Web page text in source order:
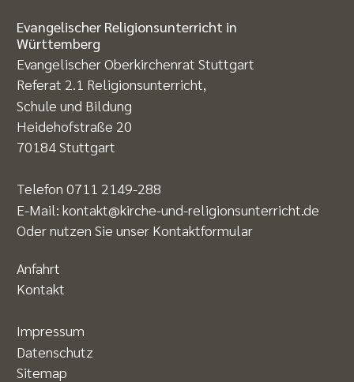
Evangelischer Religionsunterricht in
Württemberg
Evangelischer Oberkirchenrat Stuttgart
Referat 2.1 Religionsunterricht,
Schule und Bildung
Heidehofstraße 20
70184 Stuttgart
Telefon 0711 2149-288
E-Mail: kontakt@kirche-und-religionsunterricht.de
Oder nutzen Sie unser Kontaktformular
Anfahrt
Kontakt
Impressum
Datenschutz
Sitemap